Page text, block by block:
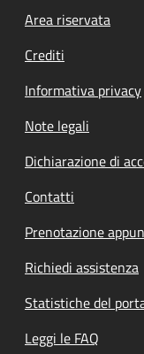
Footer
Area riservata
Crediti
Informativa privacy
Note legali
Dichiarazione di
Contatti
Prenotazione
Richiedi assistenza
Statistiche del
Leggi le FAQ